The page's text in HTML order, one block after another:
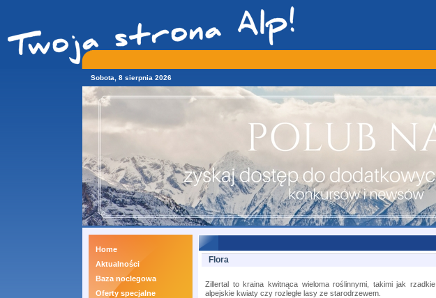
Sobota, 8 sierpnia 2026
Home
Aktualności
Baza noclegowa
Oferty specjalne
Flora
Zillertal to kraina kwitnąca wieloma roślinnymi, takimijak rzadkie
alpejskie kwiaty czy rozległe lasy ze starodrzewem.